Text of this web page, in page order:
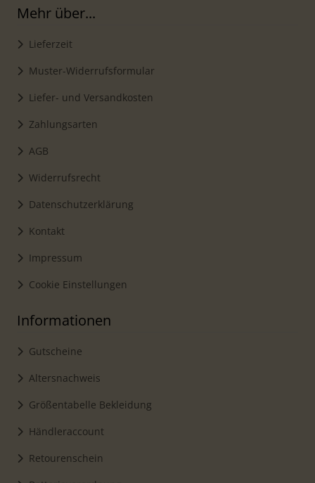
Mehr über...
Lieferzeit
Muster-Widerrufsformular
Liefer- und Versandkosten
Zahlungsarten
AGB
Widerrufsrecht
Datenschutzerklärung
Kontakt
Impressum
Cookie Einstellungen
Informationen
Gutscheine
Altersnachweis
Größentabelle Bekleidung
Händleraccount
Retourenschein